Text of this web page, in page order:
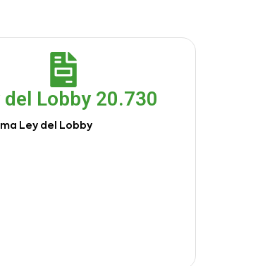
del Lobby 20.730
Ley del Lobby